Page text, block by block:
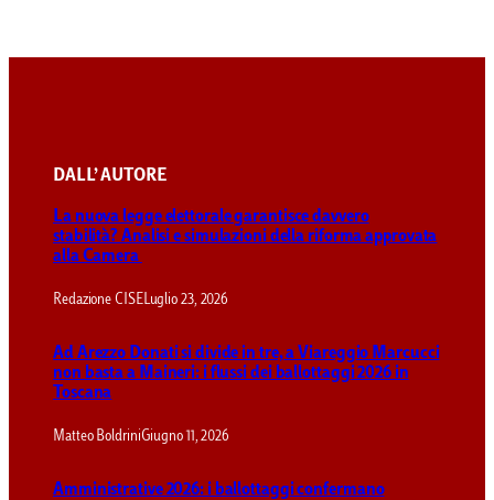
DALL’ AUTORE
La nuova legge elettorale garantisce davvero
stabilità? Analisi e simulazioni della riforma approvata
alla Camera
Redazione CISE Luglio 23, 2026
Ad Arezzo Donati si divide in tre, a Viareggio Marcucci
non basta a Maineri: i flussi dei ballottaggi 2026 in
Toscana
Matteo BoldriniGiugno 11, 2026
Amministrative 2026: i ballottaggi confermano